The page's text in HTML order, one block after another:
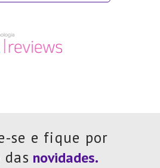
se e fique por